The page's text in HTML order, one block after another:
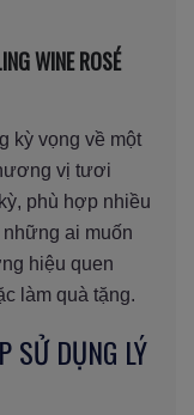
WINE ROSÉ
kỳ vọng về một
vị tươi
phù hợp nhiều
ai muốn
hiệu quen
làm quà tặng.
SỬ DỤNG LÝ